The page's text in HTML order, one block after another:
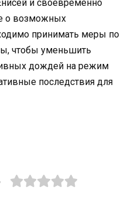
и своевременно
о возможных
принимать меры по
чтобы уменьшить
дождей на режим
последствия для